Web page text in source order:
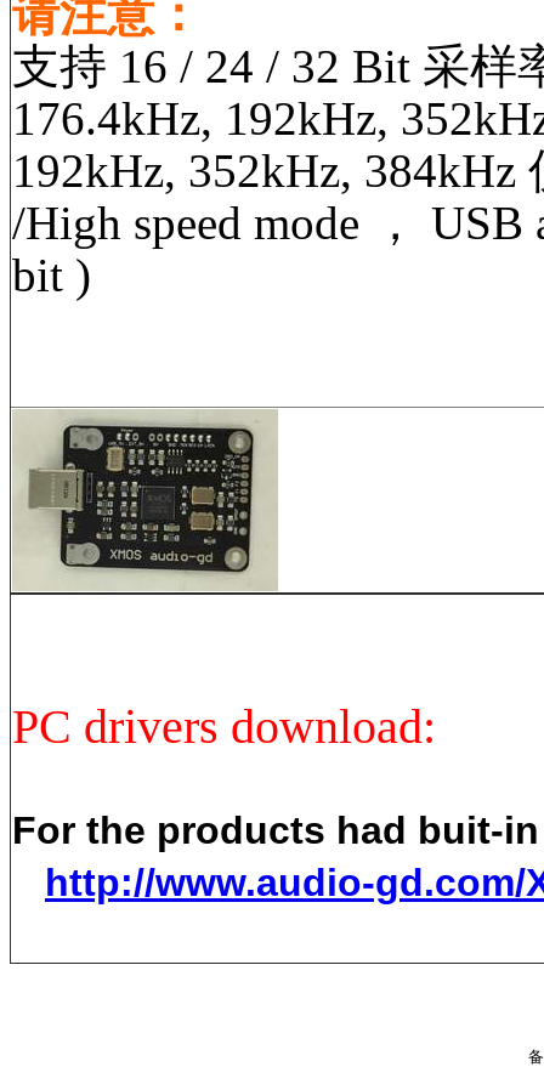
请注意：
支持 16 / 24 / 32 Bit 采样
176.4kHz, 192kHz,
192kHz, 352kHz, 384kHz
/High speed mode ，
bit )
PC drivers download:
For the
http://www.audio-gd.com/